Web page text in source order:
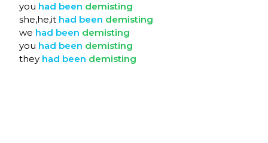
you had been demisting
she,he,it had been demisting
we had been demisting
you had been demisting
they had been demisting